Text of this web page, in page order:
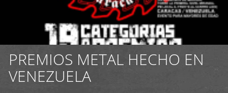
PREMIOS METAL HECHO EN
VENEZUELA